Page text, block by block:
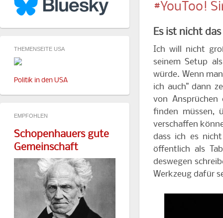
#YouToo!
Es ist nicht
Ich will nicht
seinem Setup
würde. Wenn
ich auch" dann
von
finden müssen,
verschaffen
dass ich es
öffentlich als
deswegen
Werkzeug dafür
THEMENSEITE USA
Politik in den USA
EMPFOHLEN
Schopenhauers gute
Gemeinschaft